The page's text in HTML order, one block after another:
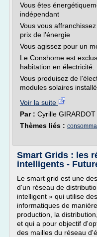
Vous êtes
indépendant
Vous vous
prix de l'énergie
Vous agissez pour un
Le Conshome est
habitation en électricité.
Vous produisez de
modules solaires
Voir la suite
Par : Cyrille GIRARDOT
Thèmes liés :
Smart Grids : les
intelligents -
Le smart grid est une
d'un réseau de
intelligent » qui utilise
informatiques de
production, la
et qui a pour objectif
des mailles du réseau